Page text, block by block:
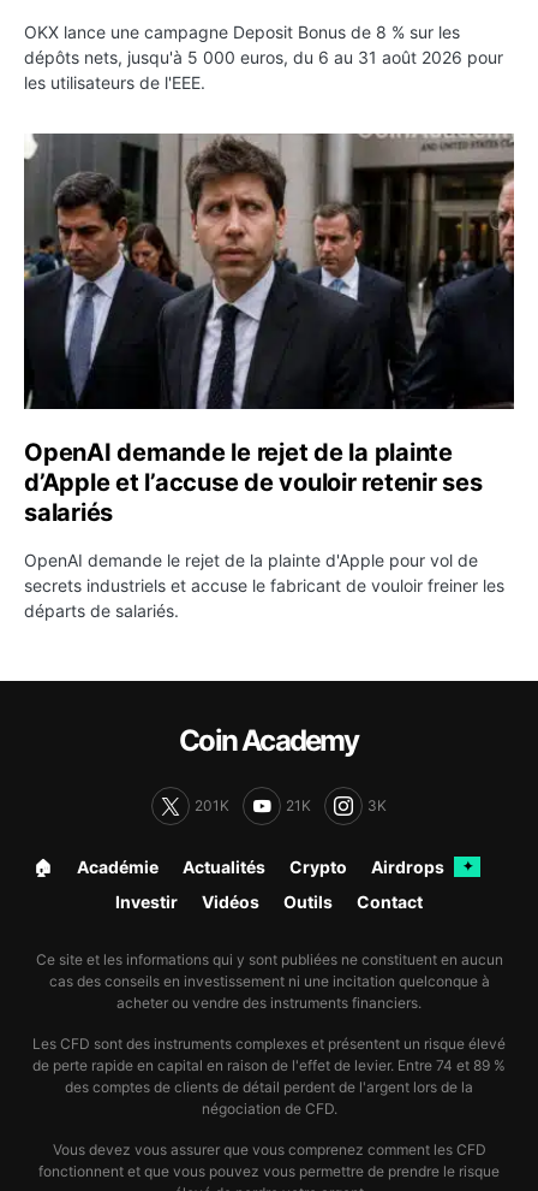
OKX lance une campagne Deposit Bonus de 8 % sur les
dépôts nets, jusqu'à 5 000 euros, du 6 au 31 août 2026 pour
les utilisateurs de l'EEE.
OpenAI demande le rejet de la plainte d’Apple et
OpenAI demande le rejet de la plainte
d’Apple et l’accuse de vouloir retenir ses
salariés
OpenAI demande le rejet de la plainte d'Apple pour vol de
secrets industriels et accuse le fabricant de vouloir freiner les
départs de salariés.
Coin Academy
201K 21K 3K
🏠︎ Académie Actualités Crypto Airdrops ✦
Investir Vidéos Outils Contact
Ce site et les informations qui y sont publiées ne constituent en aucun
cas des conseils en investissement ni une incitation quelconque à
acheter ou vendre des instruments financiers.
Les CFD sont des instruments complexes et présentent un risque élevé
de perte rapide en capital en raison de l'effet de levier. Entre 74 et 89 %
des comptes de clients de détail perdent de l'argent lors de la
négociation de CFD.
Vous devez vous assurer que vous comprenez comment les CFD
fonctionnent et que vous pouvez vous permettre de prendre le risque